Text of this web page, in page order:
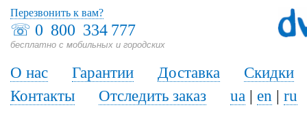
☏ 0 800 334 777
бесплатно с мобильных и городских
Перезвонить к вам?
О нас Гарантии Доставка
Скидки
Контакты
Отследить заказ ua | en | ru